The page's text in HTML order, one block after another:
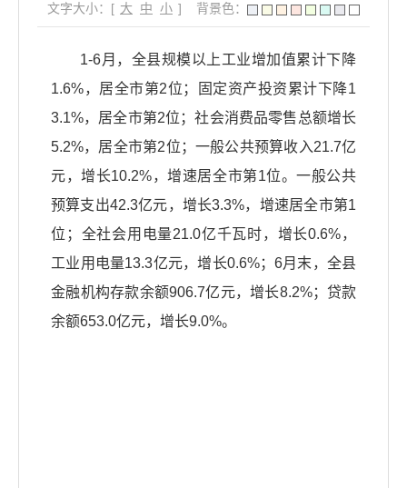
文字大小：[ 大 中 小 ] 背景色：
1-6月，全县规模以上工业增加值累计下降
1.6%，居全市第2位；固定资产投资累计下降1
3.1%，居全市第2位；社会消费品零售总额增长
5.2%，居全市第2位；一般公共预算收入21.7亿
元，增长10.2%，增速居全市第1位。一般公共
预算支出42.3亿元，增长3.3%，增速居全市第1
位；全社会用电量21.0亿千瓦时，增长0.6%，
工业用电量13.3亿元，增长0.6%；6月末，全县
金融机构存款余额906.7亿元，增长8.2%；贷款
余额653.0亿元，增长9.0%。